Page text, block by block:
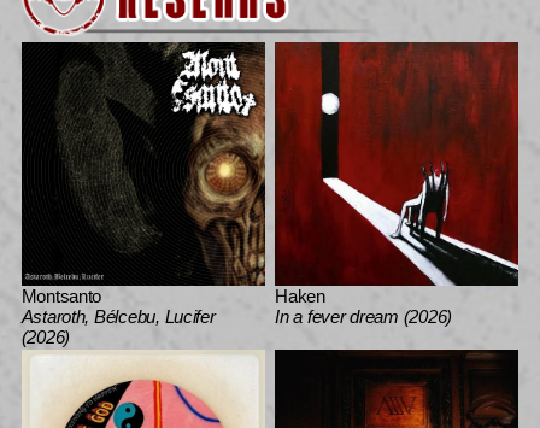
Montsanto
Astaroth, Bélcebu, Lucifer
(2026)
Haken
In a fever dream (2026)